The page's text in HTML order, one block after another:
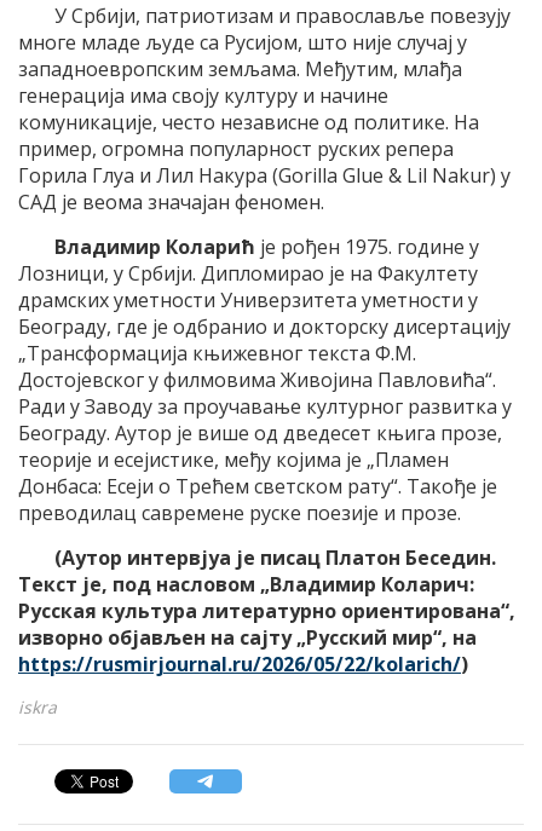
У Србији, патриотизам и православље повезују
многе младе људе са Русијом, што није случај у
западноевропским земљама. Међутим, млађа
генерација има своју културу и начине
комуникације, често независне од политике. На
пример, огромна популарност руских репера
Горила Глуа и Лил Накура (Gorilla Glue & Lil Nakur) у
САД је веома значајан феномен.
Владимир Коларић је рођен 1975. године у
Лозници, у Србији. Дипломирао је на Факултету
драмских уметности Универзитета уметности у
Београду, где је одбранио и докторску дисертацију
„Трансформација књижевног текста Ф.М.
Достојевског у филмовима Живојина Павловића“.
Ради у Заводу за проучавање културног развитка у
Београду. Аутор је више од дведесет књига прозе,
теорије и есејистике, међу којима је „Пламен
Донбаса: Есеји о Трећем светском рату“. Такође је
преводилац савремене руске поезије и прозе.
(Аутор интервјуа је писац Платон Беседин.
Текст је, под насловом „Владимир Коларич:
Русская культура литературно ориентирована“,
изворно објављен на сајту „Русский мир“, на
https://rusmirjournal.ru/2026/05/22/kolarich/)
iskra